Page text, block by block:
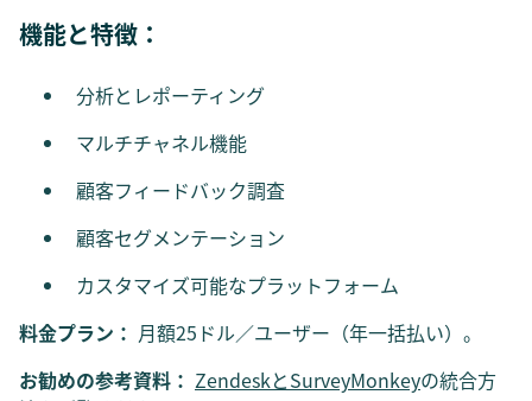
機能と特徴：
分析とレポーティング
マルチチャネル機能
顧客フィードバック調査
顧客セグメンテーション
カスタマイズ可能なプラットフォーム
料金プラン： 月額25ドル／ユーザー（年一括払い）。
お勧めの参考資料： ZendeskとSurveyMonkeyの統合方